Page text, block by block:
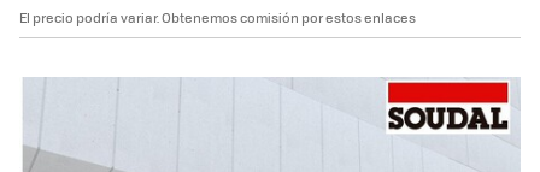
El precio podría variar. Obtenemos comisión por estos enlaces